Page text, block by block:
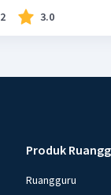
2 3.0
Produk
Ruangguru